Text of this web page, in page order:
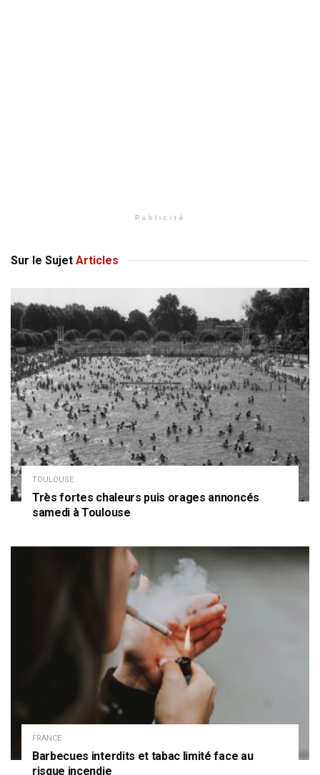
Publicité
Sur le Sujet Articles
TOULOUSE
Très fortes chaleurs puis orages annoncés
samedi à Toulouse
FRANCE
Barbecues interdits et tabac limité face au
risque incendie